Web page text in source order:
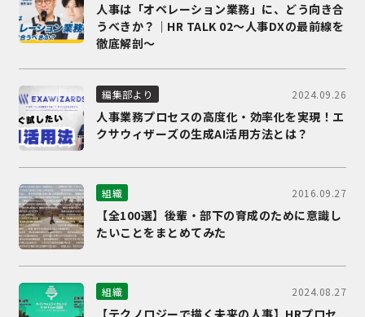
人事は「オペレーション業務」に、どう向き合
うべきか？｜HR TALK 02～人事DXの最前線を
徹底解剖～
編集部より 2024.09.26
人事業務プロセスの高度化・効率化を実現！エ
クサウィザーズの生成AI活用方法とは？
組織 2016.09.27
【全100選】後輩・部下の育成のために意識し
たいことをまとめてみた
組織 2024.08.27